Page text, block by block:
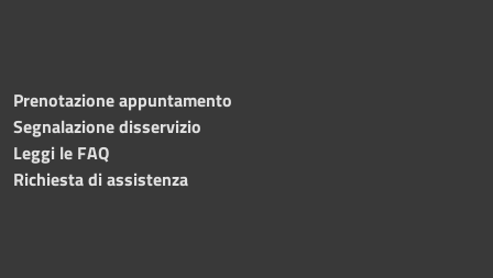
Prenotazione appuntamento
Segnalazione disservizio
Leggi le FAQ
Richiesta di assistenza